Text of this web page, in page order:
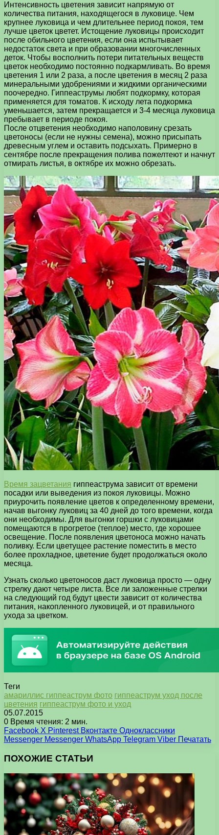
Интенсивность цветения зависит напрямую от
количества питания, находящегося в луковице. Чем
крупнее луковица и чем длительнее период покоя, тем
лучше цветок цветет. Истощение луковицы происходит
после обильного цветения, если она испытывает
недостаток света и при образовании многочисленных
деток. Чтобы восполнить потери питательных веществ
цветок необходимо постоянно подкармливать. Во время
цветения 1 или 2 раза, а после цветения в месяц 2 раза
минеральными удобрениями и жидкими органическими
поочередно. Гиппеаструмы любят подкормку, которая
применяется для томатов. К исходу лета подкормка
уменьшается, затем прекращается и 3-4 месяца луковица
пребывает в периоде покоя.
После отцветения необходимо наполовину срезать
цветоносы (если не нужны семена), можно присыпать
древесным углем и оставить подсыхать. Примерно в
сентябре после прекращения полива пожелтеют и начнут
отмирать листья, в октябре их можно обрезать.
Время зацветания гиппеаструма зависит от времени
посадки или выведения из покоя луковицы. Можно
приурочить появление цветов к определенному времени,
начав выгонку луковиц за 40 дней до того времени, когда
они необходимы. Для выгонки горшки с луковицами
помещаются в прогретое (теплое) место, где хорошее
освещение. После появления цветоноса можно начать
поливку. Если цветущее растение поместить в место
более прохладное, цветение будет продолжаться около
месяца.
Узнать сколько цветоносов даст луковица просто — одну
стрелку дают четыре листа. Все ли заложенные стрелки
на следующий год будут цвести зависит от количества
питания, накопленного луковицей, и от правильного
ухода за цветком.
Теги
амариллис гиппеаструм фото гиппеаструм уход после
цветения гиппеаструм фото и уход
05.07.2015
0 Время чтения: 2 мин.
Facebook X Pinterest Вконтакте Одноклассники
Messenger Messenger WhatsApp Telegram Viber Печатать
ПОХОЖИЕ СТАТЬИ